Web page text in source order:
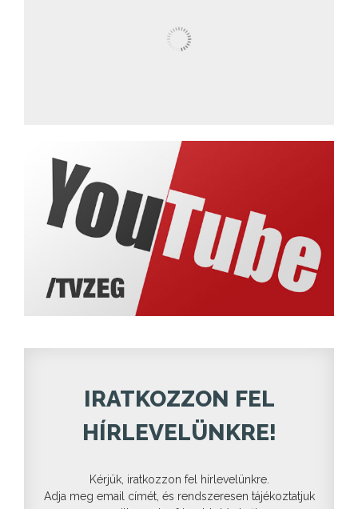
IRATKOZZON FEL
HÍRLEVELÜNKRE!
Kérjük, iratkozzon fel hírlevelünkre.
Adja meg email címét, és rendszeresen tájékoztatjuk